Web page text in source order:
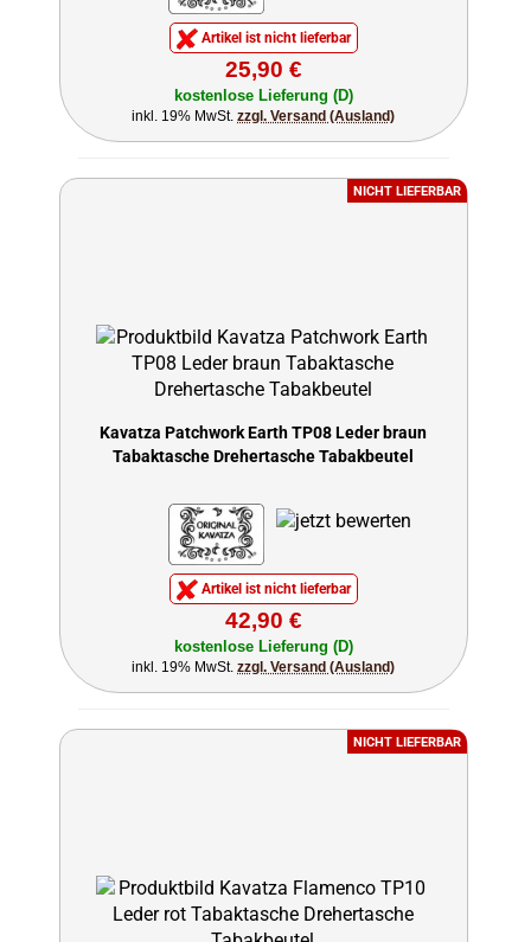
Artikel ist nicht lieferbar
25,90 €
kostenlose Lieferung (D)
inkl. 19% MwSt.zzgl. Versand (Ausland)
NICHT LIEFERBAR
Kavatza Patchwork Earth TP08 Leder braun
Tabaktasche Drehertasche Tabakbeutel
Artikel ist nicht lieferbar
42,90 €
kostenlose Lieferung (D)
inkl. 19% MwSt.zzgl. Versand (Ausland)
NICHT LIEFERBAR